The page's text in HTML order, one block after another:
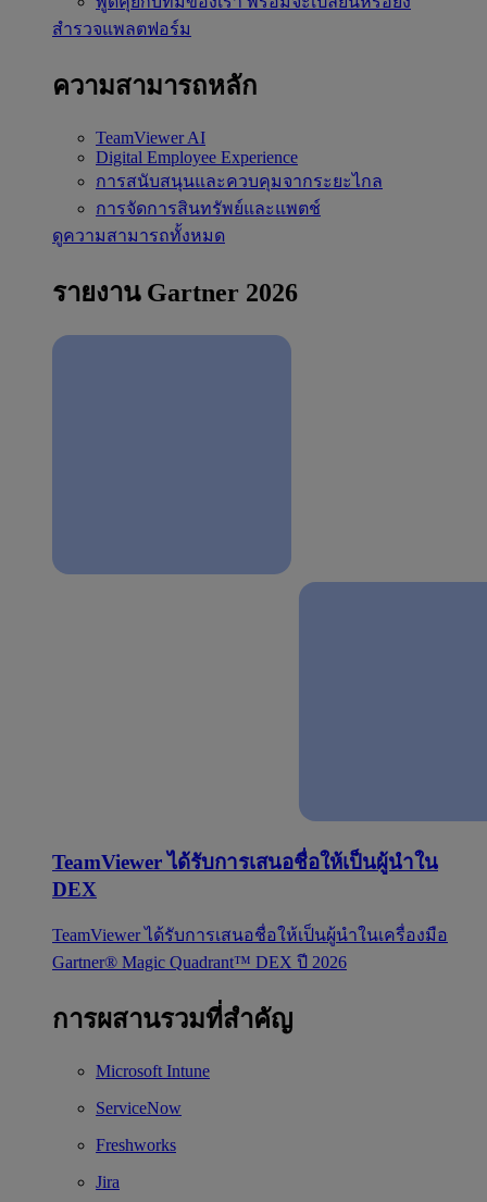
สำรวจแพลตฟอร์ม
ความสามารถหลัก
TeamViewer AI
Digital Employee Experience
การสนับสนุนและควบคุมจากระยะไกล
การจัดการสินทรัพย์และแพตช์
ดูความสามารถทั้งหมด
รายงาน Gartner 2026
TeamViewer ได้รับการเสนอชื่อให้เป็นผู้นำใน
DEX
TeamViewer ได้รับการเสนอชื่อให้เป็นผู้นำในเครื่องมือ
Gartner® Magic Quadrant™ DEX ปี 2026
การผสานรวมที่สำคัญ
Microsoft Intune
ServiceNow
Freshworks
Jira